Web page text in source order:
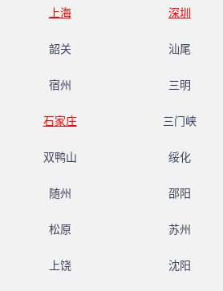
上海 深圳
韶关 汕尾
宿州 三明
石家庄 三门峡
双鸭山 绥化
随州 邵阳
松原 苏州
上饶 沈阳